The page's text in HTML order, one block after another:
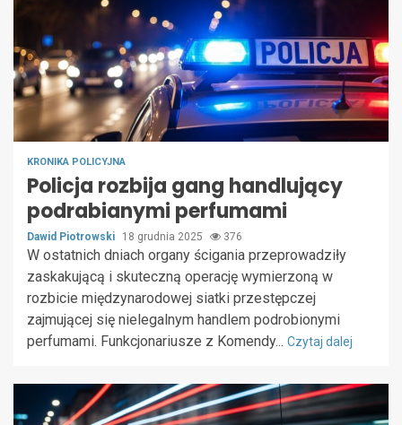
KRONIKA POLICYJNA
Policja rozbija gang handlujący
podrabianymi perfumami
Dawid Piotrowski 18 grudnia 2025 376
W ostatnich dniach organy ścigania przeprowadziły
zaskakującą i skuteczną operację wymierzoną w
rozbicie międzynarodowej siatki przestępczej
zajmującej się nielegalnym handlem podrobionymi
perfumami. Funkcjonariusze z Komendy... Czytaj dalej